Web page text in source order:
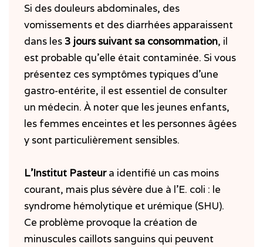
Si des douleurs abdominales, des
vomissements et des diarrhées apparaissent
dans les 3 jours suivant sa consommation, il
est probable qu’elle était contaminée. Si vous
présentez ces symptômes typiques d’une
gastro-entérite, il est essentiel de consulter
un médecin. À noter que les jeunes enfants,
les femmes enceintes et les personnes âgées
y sont particulièrement sensibles.
L’Institut Pasteura identifié un cas moins
courant, mais plus sévère due à l’E. coli : le
syndrome hémolytique et urémique (SHU).
Ce problème provoque la création de
minuscules caillots sanguins qui peuvent